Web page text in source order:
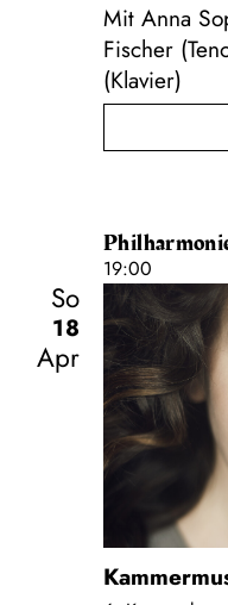
Mit Anna
Fischer
(Klavier)
19:00
So
18
Apr